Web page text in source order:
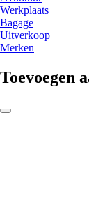
Werkplaats
Bagage
Uitverkoop
Merken
Toevoegen